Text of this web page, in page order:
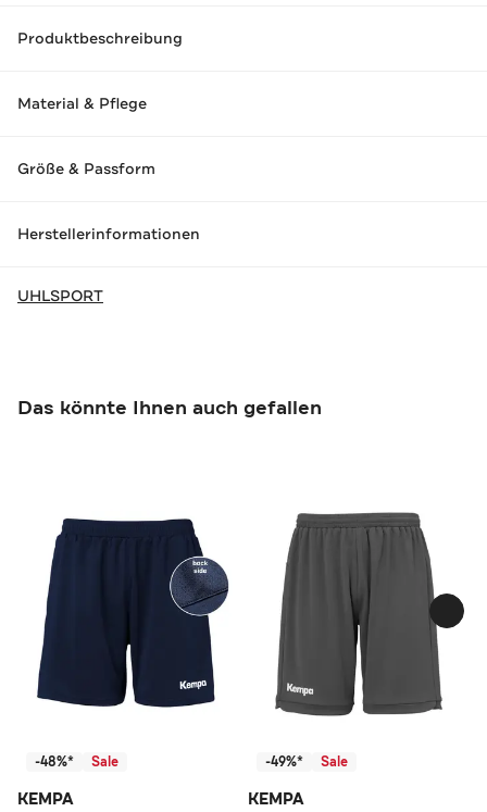
Produktbeschreibung
Material & Pflege
Größe & Passform
Herstellerinformationen
UHLSPORT
Das könnte Ihnen auch gefallen
-48%* Sale
KEMPA
-49%* Sale
KEMPA